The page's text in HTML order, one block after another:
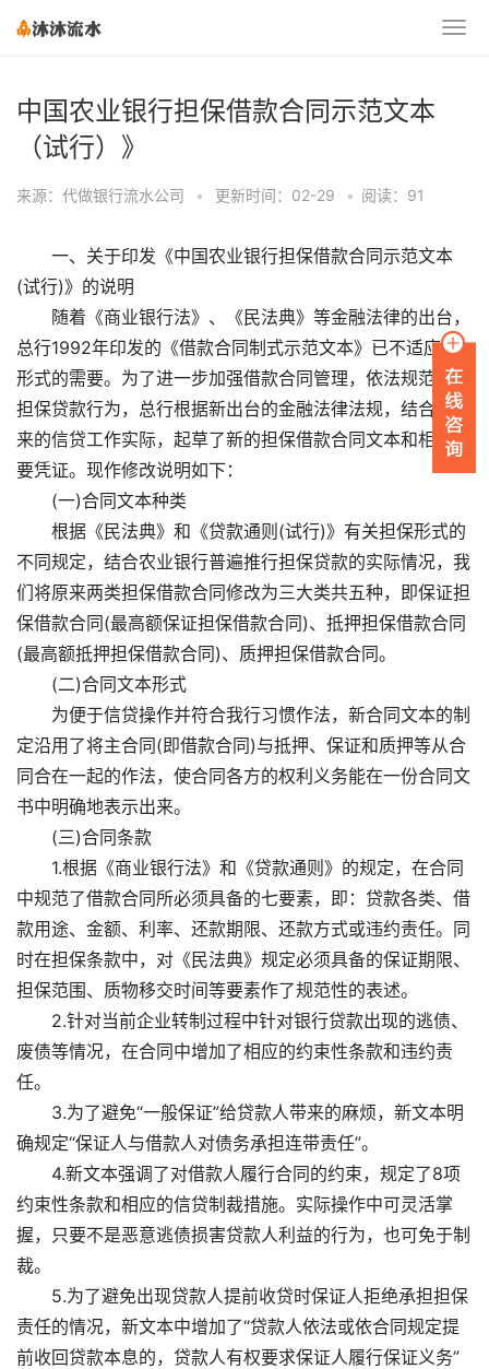
中国农业银行担保借款合同示范文本
（试行）》
来源：代做银行流水公司 • 更新时间：02-29 • 阅读：91
一、关于印发《中国农业银行担保借款合同示范文本
(试行)》的说明
随着《商业银行法》、《民法典》等金融法律的出台，
总行1992年印发的《借款合同制式示范文本》已不适应新
形式的需要。为了进一步加强借款合同管理，依法规范我行
担保贷款行为，总行根据新出台的金融法律法规，结合几年
来的信贷工作实际，起草了新的担保借款合同文本和相关重
要凭证。现作修改说明如下：
(一)合同文本种类
根据《民法典》和《贷款通则(试行)》有关担保形式的
不同规定，结合农业银行普遍推行担保贷款的实际情况，我
们将原来两类担保借款合同修改为三大类共五种，即保证担
保借款合同(最高额保证担保借款合同)、抵押担保借款合同
(最高额抵押担保借款合同)、质押担保借款合同。
(二)合同文本形式
为便于信贷操作并符合我行习惯作法，新合同文本的制
定沿用了将主合同(即借款合同)与抵押、保证和质押等从合
同合在一起的作法，使合同各方的权利义务能在一份合同文
书中明确地表示出来。
(三)合同条款
1.根据《商业银行法》和《贷款通则》的规定，在合同
中规范了借款合同所必须具备的七要素，即：贷款各类、借
款用途、金额、利率、还款期限、还款方式或违约责任。同
时在担保条款中，对《民法典》规定必须具备的保证期限、
担保范围、质物移交时间等要素作了规范性的表述。
2.针对当前企业转制过程中针对银行贷款出现的逃债、
废债等情况，在合同中增加了相应的约束性条款和违约责
任。
3.为了避免“一般保证”给贷款人带来的麻烦，新文本明
确规定“保证人与借款人对债务承担连带责任”。
4.新文本强调了对借款人履行合同的约束，规定了8项
约束性条款和相应的信贷制裁措施。实际操作中可灵活掌
握，只要不是恶意逃债损害贷款人利益的行为，也可免于制
裁。
5.为了避免出现贷款人提前收贷时保证人拒绝承担担保
责任的情况，新文本中增加了“贷款人依法或依合同规定提
前收回贷款本息的，贷款人有权要求保证人履行保证义务”